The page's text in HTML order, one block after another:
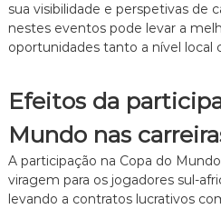
sua visibilidade e perspetivas de
nestes eventos pode levar a
oportunidades tanto a nível local
Efeitos da
Mundo nas
A participação na Copa do
viragem para os jogadores sul-
levando a contratos lucrativos